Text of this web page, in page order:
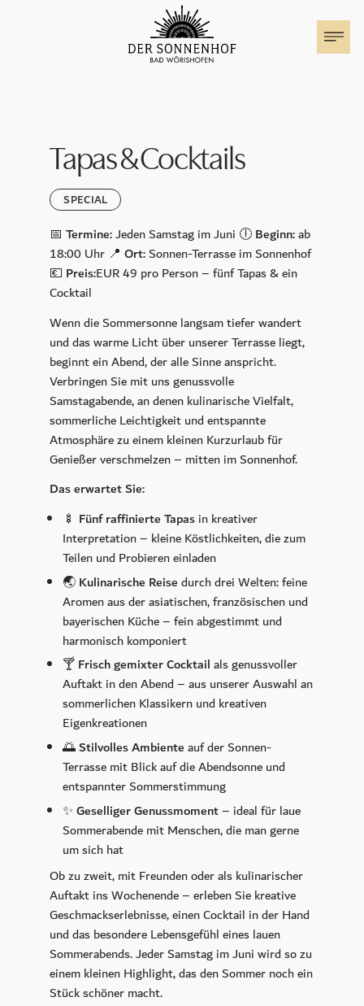
Zimmer & Suiten
Familienurlaub
Angebote
Events im Sonnenhof
Festival der Nationen
Wohnmobil Stellplatz
Kulinarik
CALLA
Petit Plaisir
König Ludwig Lounge
Sonntagsbrunch
Frühstück
Murano Bar
Der Wintergarten
Wellness
Day Spa
Spa Mitgliedschaft
Pools
Sauna & Dampfbäder
Massage & Beauty
Medical Spa
CoolSculpting
Longevity Retreat
Sport & Freizeit
Golf
Ausflugsziele
Fitnessstudio
Aktiv in der Natur
Feiern & Tagen
Tapas & Cocktails
SPECIAL
📅Termine:Jeden Samstag im Juni 🕕Beginn:ab
18:00 Uhr 📍Ort:Sonnen-Terrasse im Sonnenhof
💶 Preis:EUR 49 pro Person – fünf Tapas & ein
Cocktail
Wenn die Sommersonne langsam tiefer wandert
und das warme Licht über unserer Terrasse liegt,
beginnt ein Abend, der alle Sinne anspricht.
Verbringen Sie mit uns genussvolle
Samstagabende, an denen kulinarische Vielfalt,
sommerliche Leichtigkeit und entspannte
Atmosphäre zu einem kleinen Kurzurlaub für
Genießer verschmelzen – mitten im Sonnenhof.
Das erwartet Sie:
🍢 Fünf raffinierte Tapasin kreativer
Interpretation – kleine Köstlichkeiten, die zum
Teilen und Probieren einladen
🌏Kulinarische Reisedurch drei Welten: feine
Aromen aus der asiatischen, französischen und
bayerischen Küche – fein abgestimmt und
harmonisch komponiert
🍸Frisch gemixter Cocktailals genussvoller
Auftakt in den Abend – aus unserer Auswahl an
sommerlichen Klassikern und kreativen
Eigenkreationen
🌅Stilvolles Ambienteauf der Sonnen-
Terrasse mit Blick auf die Abendsonne und
entspannter Sommerstimmung
✨Geselliger Genussmoment– ideal für laue
Sommerabende mit Menschen, die man gerne
um sich hat
Ob zu zweit, mit Freunden oder als kulinarischer
Auftakt ins Wochenende – erleben Sie kreative
Geschmackserlebnisse, einen Cocktail in der Hand
und das besondere Lebensgefühl eines lauen
Sommerabends. Jeder Samstag im Juni wird so zu
einem kleinen Highlight, das den Sommer noch ein
Stück schöner macht.